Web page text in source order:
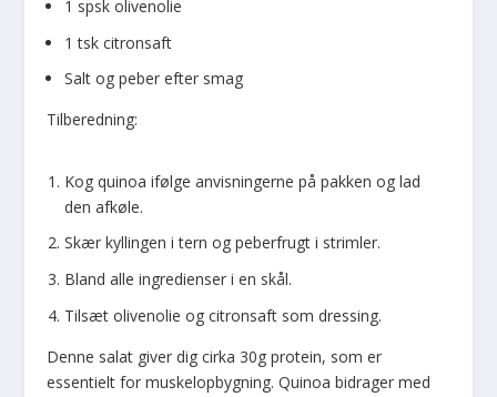
1 spsk olivenolie
1 tsk citronsaft
Salt og peber efter smag
Tilberedning:
Kog quinoa ifølge anvisningerne på pakken og lad
den afkøle.
Skær kyllingen i tern og peberfrugt i strimler.
Bland alle ingredienser i en skål.
Tilsæt olivenolie og citronsaft som dressing.
Denne salat giver dig cirka 30g protein, som er
essentielt for muskelopbygning. Quinoa bidrager med